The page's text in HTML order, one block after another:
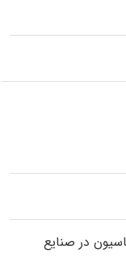
در صنایع